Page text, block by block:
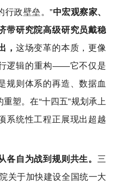
行政壁垒。”中宏观察家、
带研究院高级研究员戴稳
， 这场变革的本质，更像
逻辑的重构——它不仅是
规则体系的再造、数据血
塑。在“十四五”规划承上
系统性工程正展现出超越
各自为战到规则共生。三
关于加快建设全国统一大